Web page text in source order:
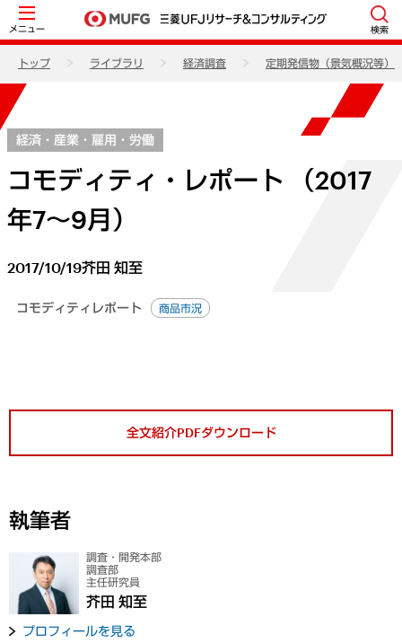
メニュー 検索
トップ ライブラリ 経済調査 定期発信物（景気概況等）
経済・産業・雇用・労働
コモディティ・レポート （2017
年7～9月）
2017/10/19芥田 知至
コモディティレポート 商品市況
全文紹介PDFダウンロード
執筆者
調査・開発本部
調査部
主任研究員
芥田 知至
プロフィールを見る